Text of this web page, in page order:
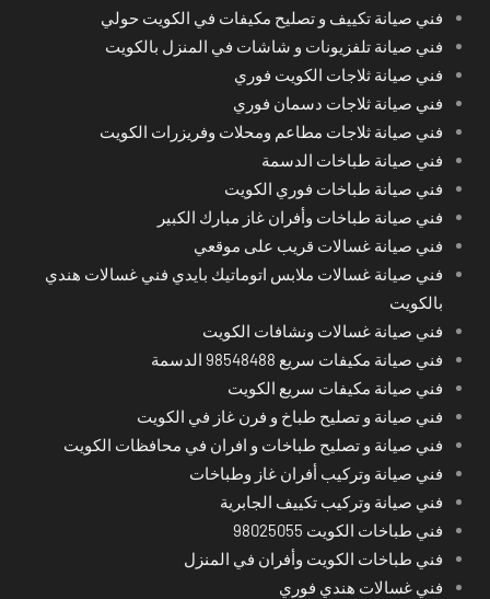
فني صيانة تكييف و تصليح مكيفات في الكويت حولي
فني صيانة تلفزيونات و شاشات في المنزل بالكويت
فني صيانة ثلاجات الكويت فوري
فني صيانة ثلاجات دسمان فوري
فني صيانة ثلاجات مطاعم ومحلات وفريزرات الكويت
فني صيانة طباخات الدسمة
فني صيانة طباخات فوري الكويت
فني صيانة طباخات وأفران غاز مبارك الكبير
فني صيانة غسالات قريب على موقعي
فني صيانة غسالات ملابس اتوماتيك بايدي فني غسالات هندي
بالكويت
فني صيانة غسالات ونشافات الكويت
فني صيانة مكيفات سريع 98548488 الدسمة
فني صيانة مكيفات سريع الكويت
فني صيانة و تصليح طباخ و فرن غاز في الكويت
فني صيانة و تصليح طباخات و افران في محافظات الكويت
فني صيانة وتركيب أفران غاز وطباخات
فني صيانة وتركيب تكييف الجابرية
فني طباخات الكويت 98025055
فني طباخات الكويت وأفران في المنزل
فني غسالات هندي فوري